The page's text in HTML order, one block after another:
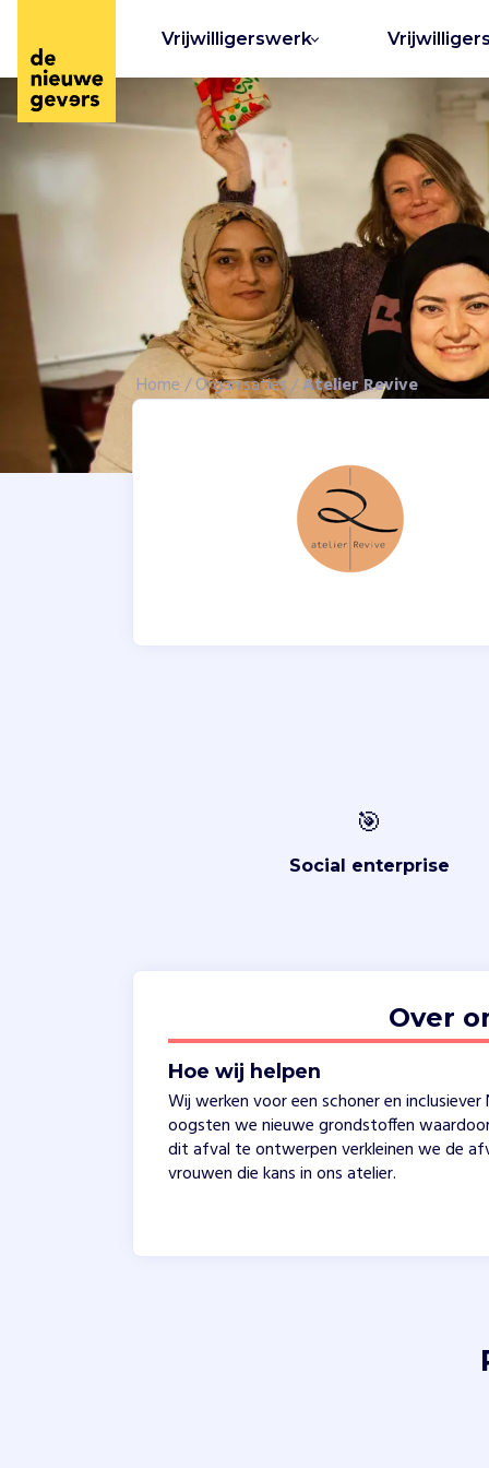
Vrijwilligerswerk
Home/Organisaties/Atelier Revive
🎯
Social enterprise
Over
Hoe wij helpen
Wij werken voor een schoner en
oogsten we nieuwe grondstoffen
dit afval te ontwerpen verkleinen we de
vrouwen die kans in ons atelier.